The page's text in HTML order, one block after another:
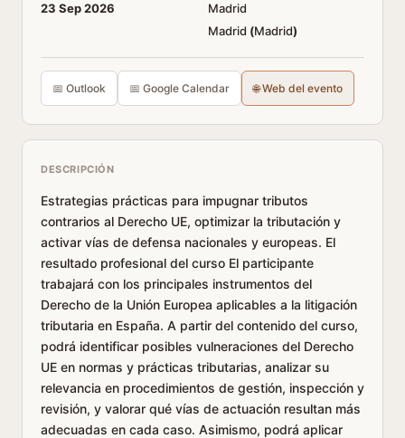
23 Sep 2026
Madrid
Madrid (Madrid)
📅 Outlook 📅 Google Calendar 🌐 Web del evento
DESCRIPCIÓN
Estrategias prácticas para impugnar tributos
contrarios al Derecho UE, optimizar la tributación y
activar vías de defensa nacionales y europeas. El
resultado profesional del curso El participante
trabajará con los principales instrumentos del
Derecho de la Unión Europea aplicables a la litigación
tributaria en España. A partir del contenido del curso,
podrá identificar posibles vulneraciones del Derecho
UE en normas y prácticas tributarias, analizar su
relevancia en procedimientos de gestión, inspección y
revisión, y valorar qué vías de actuación resultan más
adecuadas en cada caso. Asimismo, podrá aplicar